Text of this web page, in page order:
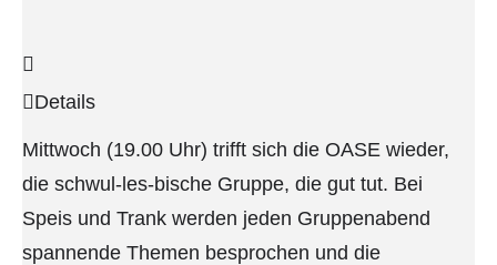
Details
Mittwoch (19.00 Uhr) trifft sich die OASE wieder,
die schwul-les-bische Gruppe, die gut tut. Bei
Speis und Trank werden jeden Gruppenabend
spannende Themen besprochen und die